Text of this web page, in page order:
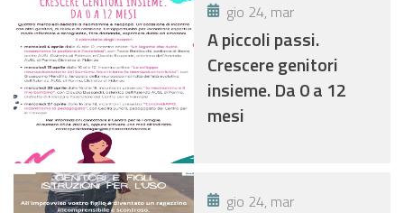
gio 24, mar
A piccoli passi.
Crescere genitori
insieme. Da 0 a 12
mesi
gio 24, mar